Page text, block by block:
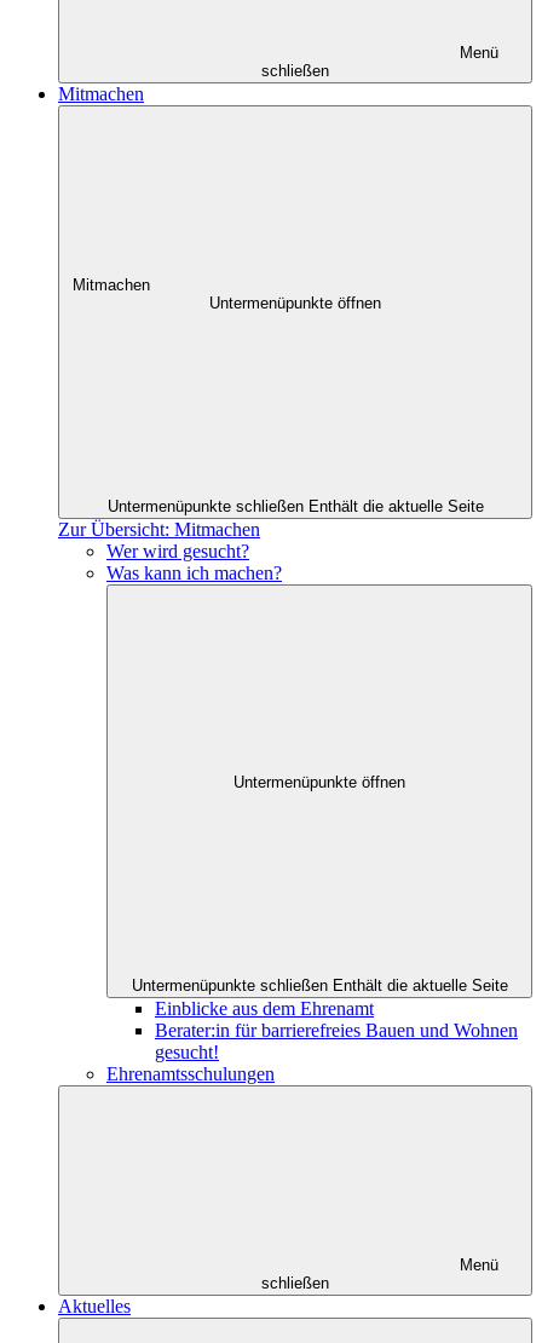
Menü
schließen
Mitmachen
Mitmachen
Untermenüpunkte öffnen
Untermenüpunkte schließen Enthält die aktuelle Seite
Zur Übersicht: Mitmachen
Wer wird gesucht?
Was kann ich machen?
Untermenüpunkte öffnen
Untermenüpunkte schließen Enthält die aktuelle Seite
Einblicke aus dem Ehrenamt
Berater:in für barrierefreies Bauen und Wohnen
gesucht!
Ehrenamtsschulungen
Menü
schließen
Aktuelles